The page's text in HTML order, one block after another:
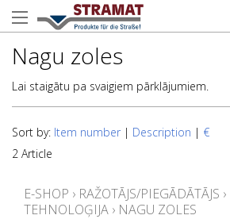
Nagu zoles
Lai staigātu pa svaigiem pārklājumiem.
Sort by: Item number | Description | €
2 Article
E-SHOP › RAŽOTĀJS/PIEGĀDĀTĀJS ›
TEHNOLOĢIJA › NAGU ZOLES